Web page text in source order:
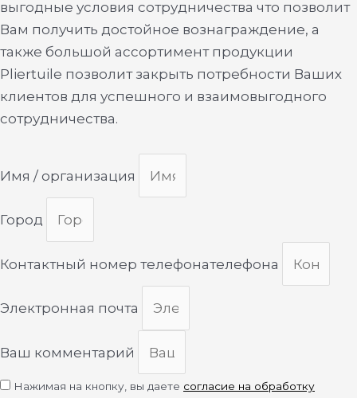
выгодные условия сотрудничества что позволит
Вам получить достойное вознаграждение, а
также большой ассортимент продукции
Pliertuile позволит закрыть потребности Ваших
клиентов для успешного и взаимовыгодного
сотрудничества.
Имя / организация
Город
Контактный номер телефонателефона
Электронная почта
Ваш комментарий
Нажимая на кнопку, вы даете согласие на обработку